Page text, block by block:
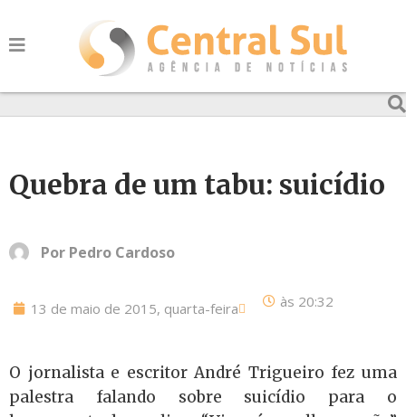
Quebra de um tabu: suicídio
Por Pedro Cardoso
13 de maio de 2015, quarta-feira às 20:32
O jornalista e escritor André Trigueiro fez uma
palestra falando sobre suicídio para o